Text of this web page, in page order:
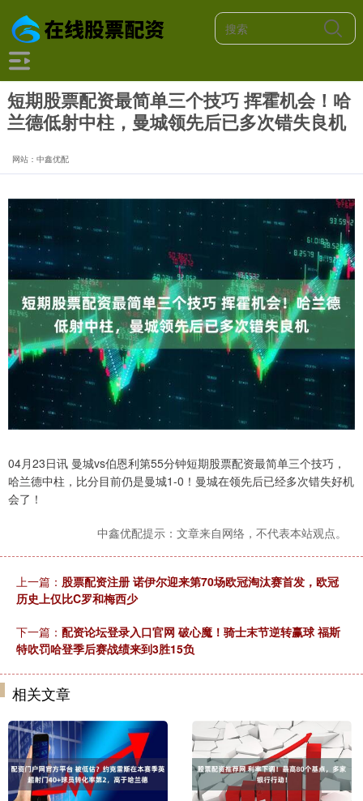
短期股票配资最简单三个技巧 挥霍机会！哈
兰德低射中柱，曼城领先后已多次错失良机
网站：中鑫优配
04月23日讯 曼城vs伯恩利第55分钟短期股票配资最简单三个技巧，
哈兰德中柱，比分目前仍是曼城1-0！曼城在领先后已经多次错失好机
会了！
中鑫优配提示：文章来自网络，不代表本站观点。
上一篇： 股票配资注册 诺伊尔迎来第70场欧冠淘汰赛首发，欧冠
历史上仅比C罗和梅西少
下一篇： 配资论坛登录入口官网 破心魔！骑士末节逆转赢球 福斯
特吹罚哈登季后赛战绩来到3胜15负
相关文章